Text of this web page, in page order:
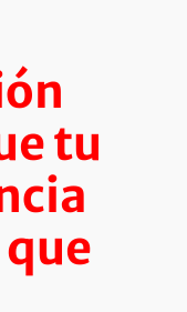
tu